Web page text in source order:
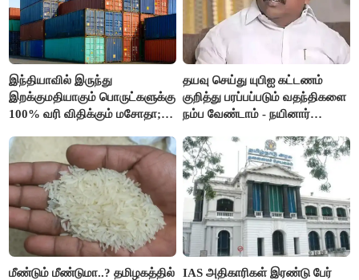
இந்தியாவில் இருந்து
இறக்குமதியாகும் பொருட்களுக்கு
100% வரி விதிக்கும் மசோதா;
தயவு செய்து யுபிஐ கட்டணம்
குறித்து பரப்பப்படும் வதந்திகளை
நம்ப வேண்டாம் - நயினார்
மீண்டும் மீண்டுமா..? தமிழகத்தில்
IAS அதிகாரிகள் இரண்டு பேர்